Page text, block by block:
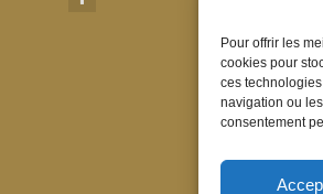
Pour offrir les
cookies pour
ces
navigation ou
consentement